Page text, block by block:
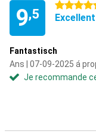
9,5
5 étoiles
Excellent
Fantastisch
Ans | 07-09-2025 á
Je recommande